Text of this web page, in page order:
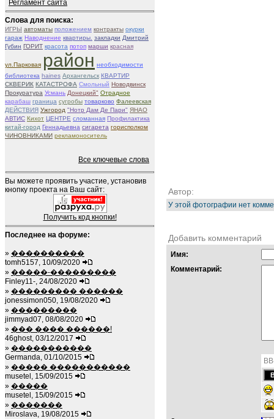
Регламент сайта
Слова для поиска:
ИГРЫ автоматы положением контракты окурки
гараж Наводнение квартиры. закладки Дмитрий
Губин ГОРИТ красота потоп марши красная
ул.Парковая район необходимости
библиотека haines Архангельск КВАРТИР
СКВЕРИК КАТАСТРОФА Смольный Новодвинск
Прокуратура Усмань Донецкий" Отрадное
карабаш граница сугробы товарково Фалеевская
ДЕЙСТВИЯ Ужгород "Нотр Дам Де Пари" ЯНАО
АВТИС Кихот ЦЕНТРЕ сломанная Профилактика
китай-город Геннадьевна сигарета горисполком
ЧИНОВНИКАМИ рекламоноситель
Все ключевые слова
Вы можете проявить участие, установив
кнопку проекта на Ваш сайт:
Получить код кнопки!
Последнее на форуме:
» ����������
tomh5157, 10/09/2020
» �����-���������
Finley11-, 24/08/2020
» ��������� ������
jonessimon050, 19/08/2020
» ���������
jimmyad07, 08/08/2020
» ��� ���� ������!
46ghost, 03/12/2017
» �����������
Germanda, 01/10/2015
» ����� �����������
musetel, 15/09/2015
» �����
musetel, 15/09/2015
» �������
Miroslava, 19/08/2015
Автор:
У этой фотографии нет
Добавить комментарий
Имя:
Комментарий: